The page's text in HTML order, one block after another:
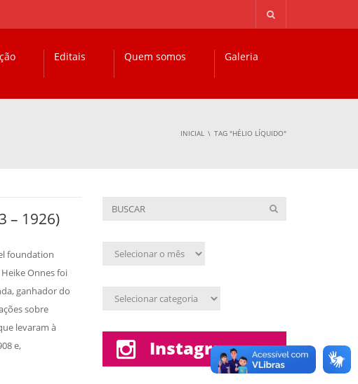
Editais Quem somos Galeria
INICIAL TAG "HÉLIO LÍQUIDO"
– 1926)
foundation
Onnes foi
ganhador do
sobre
levaram à
e,
Arquivo
Assunto
Instagram